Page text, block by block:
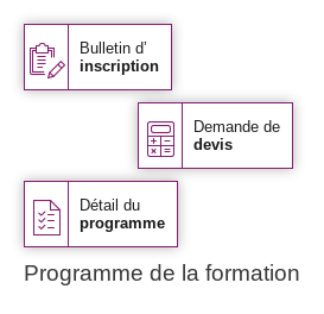
Bulletin d’
inscription
Demande de
devis
Détail du
programme
Programme de la formation